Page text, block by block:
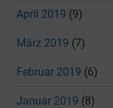
April 2019 (9)
März 2019 (7)
Februar 2019 (6)
Januar 2019 (8)